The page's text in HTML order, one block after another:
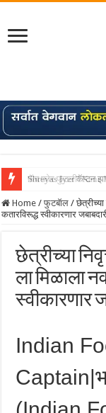
Shreyas Iyer कॅप्टन
Home / फुटबॅाल /
कतारविरूद्ध स्वीकारणार
छेत्रीच्या
ला मिळाला
स्वीकारणार
Indian